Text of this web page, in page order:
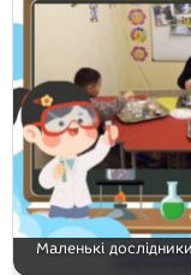
Маленькі